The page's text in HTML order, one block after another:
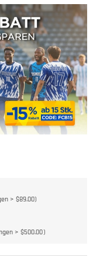
> $89.00)
> $500.00)